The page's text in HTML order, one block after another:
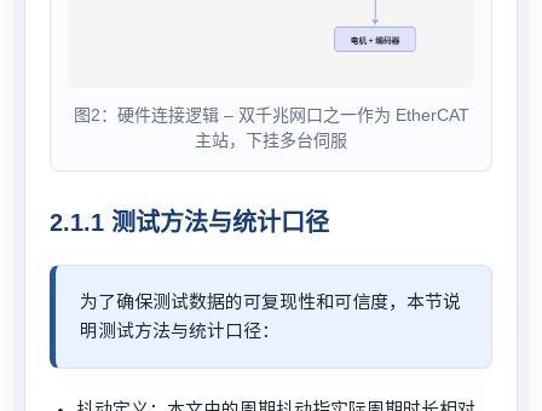
图2：硬件连接逻辑 – 双千兆网口之一作为 EtherCAT
主站，下挂多台伺服
2.1.1 测试方法与统计口径
为了确保测试数据的可复现性和可信度，本节说
明测试方法与统计口径：